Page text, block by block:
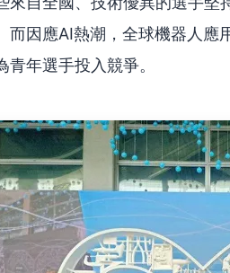
而因應AI熱潮，全球機器人
青年選手投入競爭。